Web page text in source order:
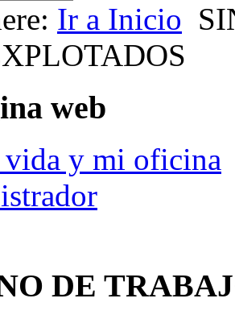
Ir a Inicio
web
y mi oficina
DE